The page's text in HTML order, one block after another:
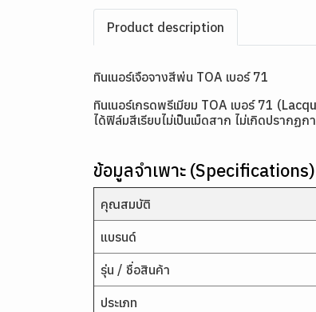
Product description
ทินเนอร์เจือจางสีพ่น TOA เบอร์ 71
ทินเนอร์เกรดพรีเมียม TOA เบอร์ 71
ได้ฟิล์มสีเรียบไม่เป็นเม็ดสาก ไม่เกิดปราก
ข้อมูลจำเพาะ (Specifications)
คุณสมบัติ
แบรนด์
รุ่น / ชื่อสินค้า
ประเภท